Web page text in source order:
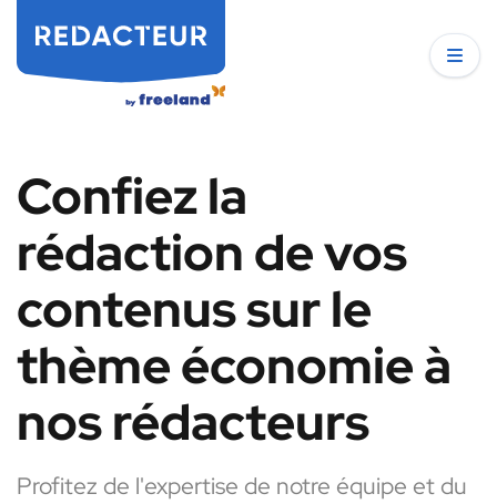
Confiez la
rédaction de vos
contenus sur le
thème économie à
nos rédacteurs
Profitez de l'expertise de notre équipe et du